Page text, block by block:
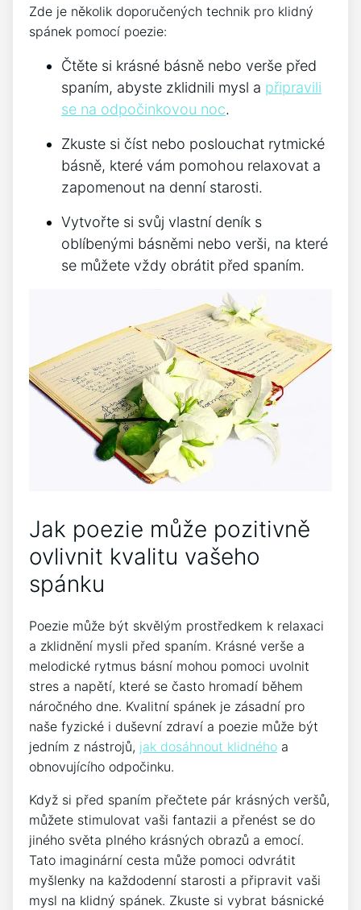
Zde je několik doporučených ​technik pro klidný
spánek ‍pomocí poezie:
Čtěte si krásné básně nebo ‍verše ⁢před
spaním, abyste zklidnili mysl a připravili
se na odpočinkovou noc.
Zkuste si číst nebo poslouchat rytmické
básně, které⁤ vám ​pomohou ‌relaxovat a⁣
zapomenout‌ na‍ denní starosti.
Vytvořte si svůj vlastní deník s
oblíbenými básněmi nebo verši, na které
se můžete vždy obrátit před spaním.
Jak poezie může ‌pozitivně
ovlivnit kvalitu vašeho
spánku
Poezie může být skvělým‍ prostředkem k relaxaci
a ⁤zklidnění mysli před spaním. Krásné verše a
melodické rytmus básní mohou pomoci uvolnit
stres a napětí, které se často ⁣hromadí během
náročného dne. Kvalitní spánek je zásadní pro​
naše fyzické i duševní zdraví a poezie může být⁣
jedním z nástrojů, jak dosáhnout klidného a
obnovujícího odpočinku.
Když ‌si před ⁤spaním přečtete pár ⁢krásných veršů,
můžete stimulovat vaši fantazii⁤ a přenést se do
jiného světa⁢ plného krásných obrazů a emocí.
Tato imaginární cesta může pomoci odvrátit
myšlenky na každodenní starosti a připravit ⁢vaši
mysl na klidný spánek. Zkuste si vybrat básnické